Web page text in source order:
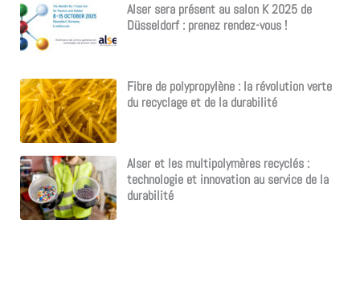
Alser sera présent au salon K 2025 de
Düsseldorf : prenez rendez-vous !
Fibre de polypropylène : la révolution verte
du recyclage et de la durabilité
Alser et les multipolymères recyclés :
technologie et innovation au service de la
durabilité